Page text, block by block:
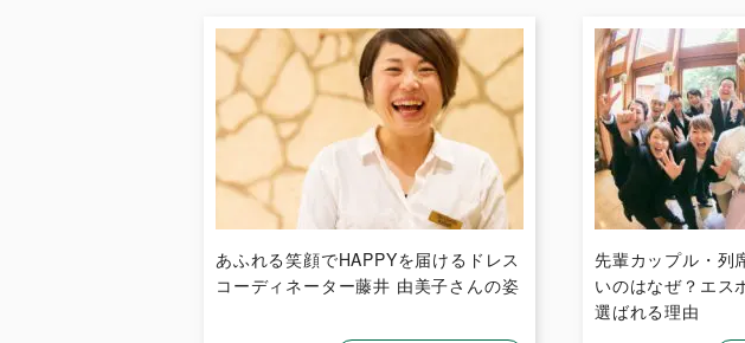
あふれる笑顔でHAPPYを届けるドレス
コーディネーター藤井 由美子さんの姿
先輩カップル・列
いのはなぜ？エス
選ばれる理由